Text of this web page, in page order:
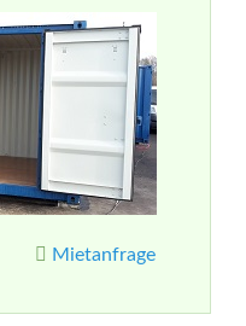
Mietanfrage